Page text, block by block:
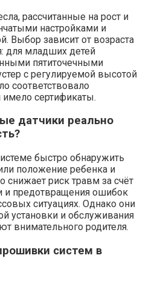
рассчитанные на рост и
настройками и
Выбор зависит от возраста
для младших детей
пятиточечными
с регулируемой высотой
соответствовало
имело сертификаты.
датчики реально
быстро обнаружить
положение ребенка и
снижает риск травм за счёт
и предотвращения ошибок
ситуациях. Однако они
установки и обслуживания
внимательного родителя.
систем в